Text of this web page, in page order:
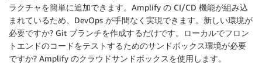
ラクチャを簡単に追加できます。Amplify の CI/CD 機能が組み込
まれているため、DevOps が手間なく実現できます。新しい環境が
必要ですか? Git ブランチを作成するだけです。ローカルでフロン
トエンドのコードをテストするためのサンドボックス環境が必要
ですか? Amplify のクラウドサンドボックスを使用します。